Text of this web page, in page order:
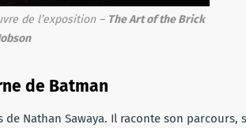
de l’exposition – The Art of the Brick
de Batman
Nathan Sawaya. Il raconte son parcours,